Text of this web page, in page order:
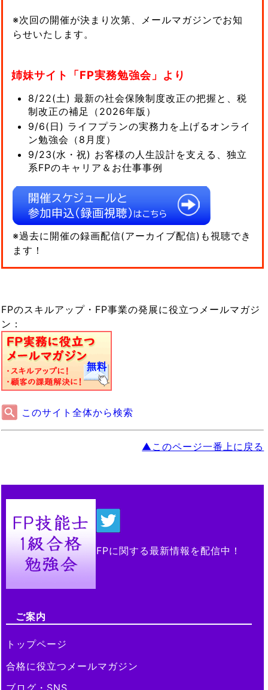
※次回の開催が決まり次第、メールマガジンでお知
らせいたします。
姉妹サイト「FP実務勉強会」より
8/22(土) 最新の社会保険制度改正の把握と、税
制改正の補足（2026年版）
9/6(日) ライフプランの実務力を上げるオンライ
ン勉強会（8月度）
9/23(水・祝) お客様の人生設計を支える、独立
系FPのキャリア＆お仕事事例
※過去に開催の録画配信(アーカイブ配信)も視聴でき
ます！
FPのスキルアップ・FP事業の発展に役立つメールマガジ
ン：
このサイト全体から検索
▲このページ一番上に戻る
FPに関する最新情報を配信中！
ご案内
トップページ
合格に役立つメールマガジン